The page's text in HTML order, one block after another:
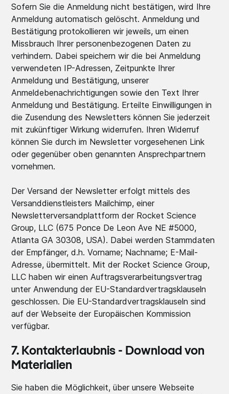
Sofern Sie die Anmeldung nicht bestätigen, wird Ihre
Anmeldung automatisch gelöscht. Anmeldung und
Bestätigung protokollieren wir jeweils, um einen
Missbrauch Ihrer personenbezogenen Daten zu
verhindern. Dabei speichern wir die bei Anmeldung
verwendeten IP-Adressen, Zeitpunkte Ihrer
Anmeldung und Bestätigung, unserer
Anmeldebenachrichtigungen sowie den Text Ihrer
Anmeldung und Bestätigung. Erteilte Einwilligungen in
die Zusendung des Newsletters können Sie jederzeit
mit zukünftiger Wirkung widerrufen. Ihren Widerruf
können Sie durch im Newsletter vorgesehenen Link
oder gegenüber oben genannten Ansprechpartnern
vornehmen.
Der Versand der Newsletter erfolgt mittels des
Versanddienstleisters Mailchimp, einer
Newsletterversandplattform der Rocket Science
Group, LLC (675 Ponce De Leon Ave NE #5000,
Atlanta GA 30308, USA). Dabei werden Stammdaten
der Empfänger, d.h. Vorname; Nachname; E-Mail-
Adresse, übermittelt. Mit der Rocket Science Group,
LLC haben wir einen Auftragsverarbeitungsvertrag
unter Anwendung der EU-Standardvertragsklauseln
geschlossen. Die EU-Standardvertragsklauseln sind
auf der Webseite der Europäischen Kommission
verfügbar.
7. Kontakterlaubnis - Download von
Materialien
Sie haben die Möglichkeit, über unsere Webseite